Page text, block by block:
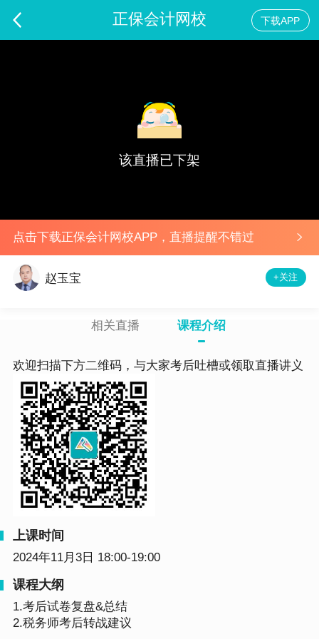
正保会计网校 下载APP
该直播已下架
点击下载正保会计网校APP，直播提醒不错过
赵玉宝 +关注
相关直播 课程介绍
欢迎扫描下方二维码，与大家考后吐槽或领取直播讲义
上课时间
2024年11月3日 18:00-19:00
课程大纲
1.考后试卷复盘&总结
2.税务师考后转战建议